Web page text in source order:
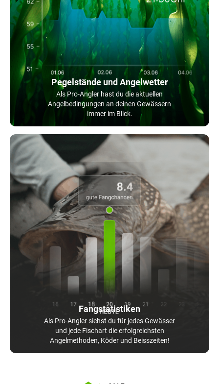
Pegelstände und Angelwetter
Als Pro-Angler hast du die aktuellen
Angelbedingungen an deinen Gewässern
immer im Blick.
Fangstatistiken
Als Pro-Angler siehst du für jedes Gewässer
und jede Fischart die erfolgreichsten
Angelmethoden, Köder und Beisszeiten!